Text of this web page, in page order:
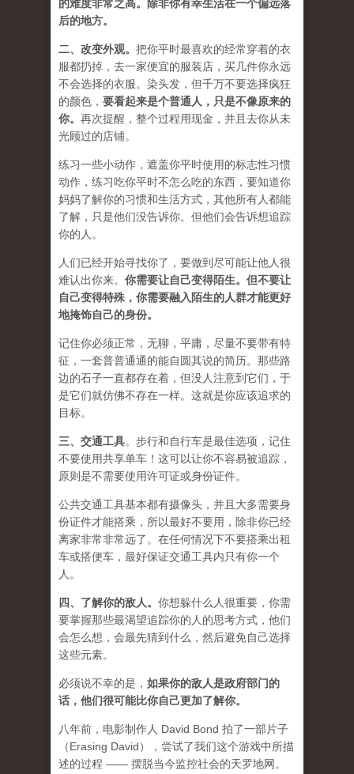
的难度非常之高。除非你有幸生活在一个偏远落
后的地方。
二、 改变外观。 把你平时最喜欢的经常穿着的衣
服都扔掉，去一家便宜的服装店，买几件你永远
不会选择的衣服。染头发，但千万不要选择疯狂
的颜色， 要看起来是个普通人，只是不像原来的
你。 再次提醒，整个过程用现金，并且去你从未
光顾过的店铺。
练习一些小动作，遮盖你平时使用的标志性习惯
动作，练习吃你平时不怎么吃的东西，要知道你
妈妈了解你的习惯和生活方式，其他所有人都能
了解，只是他们没告诉你。但他们会告诉想追踪
你的人。
人们已经开始寻找你了，要做到尽可能让他人很
难认出你来。 你需要让自己变得陌生。但不要让
自己变得特殊，你需要融入陌生的人群才能更好
地掩饰自己的身份。
记住你必须正常，无聊，平庸，尽量不要带有特
征，一套普普通通的能自圆其说的简历。那些路
边的石子一直都存在着，但没人注意到它们，于
是它们就仿佛不存在一样。这就是你应该追求的
目标。
三、 交通工具。步行和自行车是最佳选项，记住
不要使用共享单车！这可以让你不容易被追踪，
原则是不需要使用许可证或身份证件。
公共交通工具基本都有摄像头，并且大多需要身
份证件才能搭乘，所以最好不要用，除非你已经
离家非常非常远了。在任何情况下不要搭乘出租
车或搭便车，最好保证交通工具内只有你一个
人。
四、 了解你的敌人。 你想躲什么人很重要，你需
要掌握那些最渴望追踪你的人的思考方式，他们
会怎么想，会最先猜到什么，然后避免自己选择
这些元素。
必须说不幸的是， 如果你的敌人是政府部门的
话，他们很可能比你自己更加了解你。
八年前，电影制作人 David Bond 拍了一部片子
（Erasing David），尝试了我们这个游戏中所描
述的过程 —— 摆脱当今监控社会的天罗地网。